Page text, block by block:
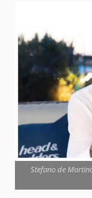
Stefano de